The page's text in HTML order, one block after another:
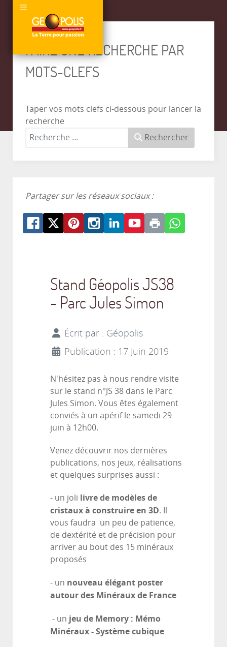
FAIRE UNE RECHERCHE PAR
MOTS-CLEFS
Taper vos mots clefs ci-dessous pour lancer la
recherche
Rechercher
Partager sur les réseaux sociaux :
Stand Géopolis JS38
- Parc Jules Simon
Écrit par : Géopolis
Publication : 17 Juin 2019
N'hésitez pas à nous rendre visite
sur le stand n°JS 38 dans le Parc
Jules Simon. Vous êtes également
conviés à un apérif le samedi 29
juin à 12h00.
Venez découvrir nos dernières
publications, nos jeux, réalisations
et quelques surprises aussi :
- un joli livre de modèles de
cristaux à construire en 3D. Il
vous faudra un peu de patience,
de dextérité et de précision pour
arriver au bout des 15 minéraux
proposés
- un nouveau élégant poster
autour des Minéraux de France
- un jeu de Memory : Mémo
Minéraux - Système cubique